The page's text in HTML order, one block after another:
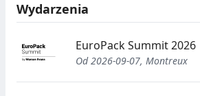
Wydarzenia
EuroPack Summit 2026
Od 2026-09-07, Montreux